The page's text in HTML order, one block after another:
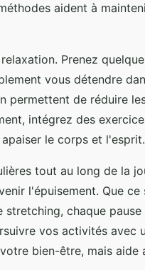
aident à
Prenez
vous détendre
permettent de réduire
intégrez des
le corps et l'esprit.
tout au long de la
l'épuisement. Que
stretching, chaque pause
vos activités avec
bien-être, mais aide